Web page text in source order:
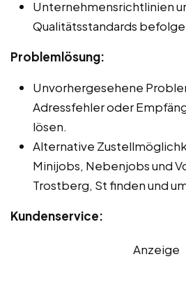
Unternehmensrichtlinien
Qualitätsstandards
Problemlösung:
Unvorhergesehene
Adressfehler oder
lösen.
Alternative
Minijobs, Nebenjobs und
Trostberg, St finden und
Kundenservice:
Anzeige